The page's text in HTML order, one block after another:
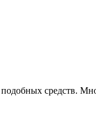
средств.